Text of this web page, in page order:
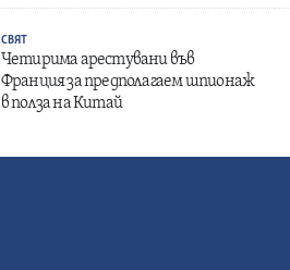
СВЯТ
Четирима арестувани във
Франция за предполагаем шпионаж
в полза на Китай